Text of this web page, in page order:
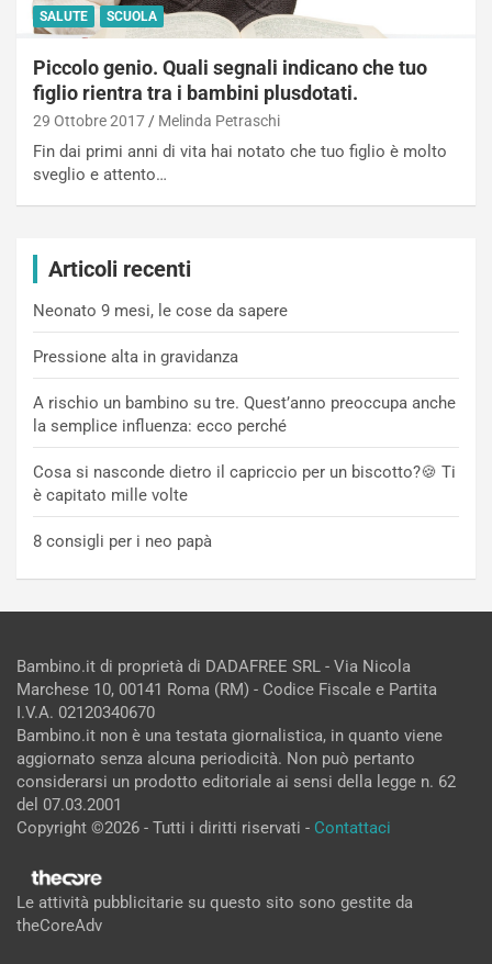
SALUTE SCUOLA
Piccolo genio. Quali segnali indicano che tuo
figlio rientra tra i bambini plusdotati.
29 Ottobre 2017 Melinda Petraschi
Fin dai primi anni di vita hai notato che tuo figlio è molto
sveglio e attento…
Articoli recenti
Neonato 9 mesi, le cose da sapere
Pressione alta in gravidanza
A rischio un bambino su tre. Quest’anno preoccupa anche
la semplice influenza: ecco perché
Cosa si nasconde dietro il capriccio per un biscotto?🍪 Ti
è capitato mille volte
8 consigli per i neo papà
Bambino.it di proprietà di DADAFREE SRL - Via Nicola
Marchese 10, 00141 Roma (RM) - Codice Fiscale e Partita
I.V.A. 02120340670
Bambino.it non è una testata giornalistica, in quanto viene
aggiornato senza alcuna periodicità. Non può pertanto
considerarsi un prodotto editoriale ai sensi della legge n. 62
del 07.03.2001
Copyright ©2026 - Tutti i diritti riservati - Contattaci
Le attività pubblicitarie su questo sito sono gestite da
theCoreAdv